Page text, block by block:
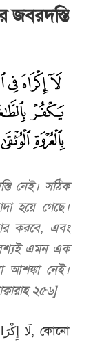
জবরদস্তি
নেই। সঠিক
হয়ে গেছে।
করবে, এবং
এমন এক
আশঙ্কা নেই।
২৫৬]